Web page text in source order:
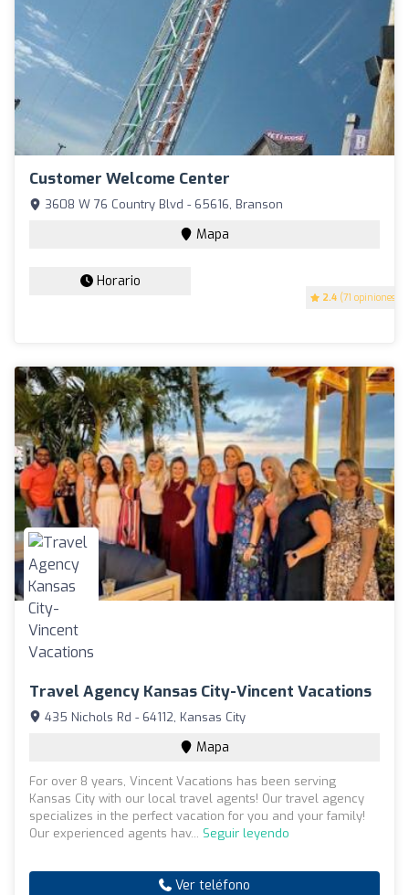
Customer Welcome Center
2.4 (71 opiniones)
3608 W 76 Country Blvd - 65616, Branson
Mapa
Horario
Travel Agency Kansas City-Vincent Vacations
435 Nichols Rd - 64112, Kansas City
Mapa
For over 8 years, Vincent Vacations has been serving
Kansas City with our local travel agents! Our travel agency
specializes in the perfect vacation for you and your family!
Our experienced agents hav... Seguir leyendo
Ver teléfono